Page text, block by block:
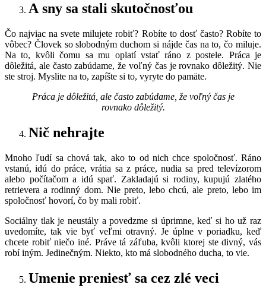
A sny sa stali skutočnosťou
Čo najviac na svete milujete robiť? Robíte to dosť často? Robíte to
vôbec? Človek so slobodným duchom si nájde čas na to, čo miluje.
Na to, kvôli čomu sa mu oplatí vstať ráno z postele. Práca je
dôležitá, ale často zabúdame, že voľný čas je rovnako dôležitý. Nie
ste stroj. Myslite na to, zapíšte si to, vyryte do pamäte.
Práca je dôležitá, ale často zabúdame, že voľný čas je
rovnako dôležitý.
Nič nehrajte
Mnoho ľudí sa chová tak, ako to od nich chce spoločnosť. Ráno
vstanú, idú do práce, vrátia sa z práce, nudia sa pred televízorom
alebo počítačom a idú spať. Zakladajú si rodiny, kupujú zlatého
retrievera a rodinný dom. Nie preto, lebo chcú, ale preto, lebo im
spoločnosť hovorí, čo by mali robiť.
Sociálny tlak je neustály a povedzme si úprimne, keď si ho už raz
uvedomíte, tak vie byť veľmi otravný. Je úplne v poriadku, keď
chcete robiť niečo iné. Práve tá záľuba, kvôli ktorej ste divný, vás
robí iným. Jedinečným. Niekto, kto má slobodného ducha, to vie.
Umenie preniesť sa cez zlé veci